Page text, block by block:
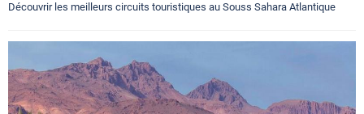
Découvrir les meilleurs circuits touristiques au Souss Sahara Atlantique